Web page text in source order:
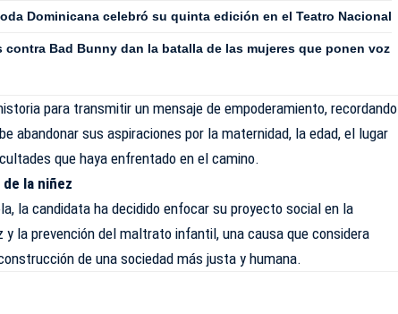
Dominicana celebró su quinta edición en el Teatro Nacional
contra Bad Bunny dan la batalla de las mujeres que ponen voz
para transmitir un mensaje de empoderamiento, recordando
abandonar sus aspiraciones por la maternidad, la edad, el lugar
que haya enfrentado en el camino.
la niñez
la candidata ha decidido enfocar su proyecto social en la
y la prevención del maltrato infantil, una causa que considera
de una sociedad más justa y humana.